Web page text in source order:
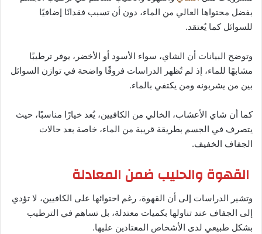
بفضل محتواها العالي من الماء، دون أن تسبب فقدانًا إضافيًا
للسوائل كما يُعتقد.
وتوضح البيانات أن الشاي، سواء الأسود أو الأخضر، يوفر ترطيبًا
مشابهًا للماء، إذ لم تُظهر الدراسات فروقًا واضحة في توازن السوائل
بين من يشربونه ومن يكتفي بالماء.
كما أن شاي الأعشاب، الخالي من الكافيين، يُعد خيارًا مناسبًا، حيث
يتصرف في الجسم بطريقة قريبة من الماء، خاصة بعد حالات
الجفاف الخفيف.
القهوة والحليب ضمن المعادلة
وتشير الدراسات إلى أن القهوة، رغم احتوائها على الكافيين، لا تؤدي
إلى الجفاف عند تناولها بكميات معتدلة، بل تساهم في الترطيب
بشكل طبيعي لدى الأشخاص المعتادين عليها.